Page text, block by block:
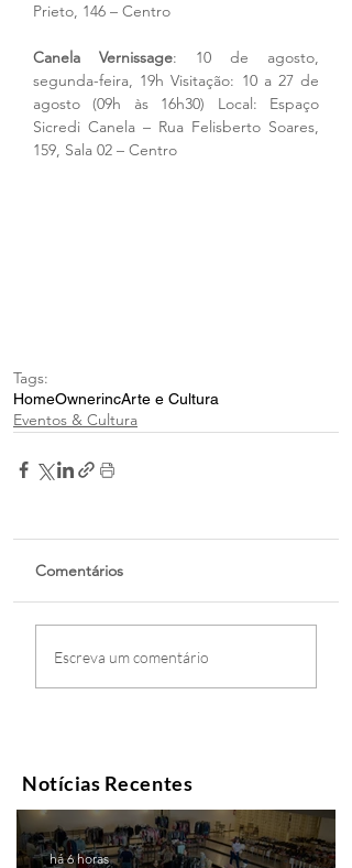
Prieto, 146 – Centro
Canela Vernissage: 10 de agosto,
segunda-feira, 19h Visitação: 10 a 27 de
agosto (09h às 16h30) Local: Espaço
Sicredi Canela – Rua Felisberto Soares,
159, Sala 02 – Centro
Tags:
HomeOwnerincArte e Cultura
Eventos & Cultura
Comentários
Escreva um comentário
Notícias Recentes
há 6 horas